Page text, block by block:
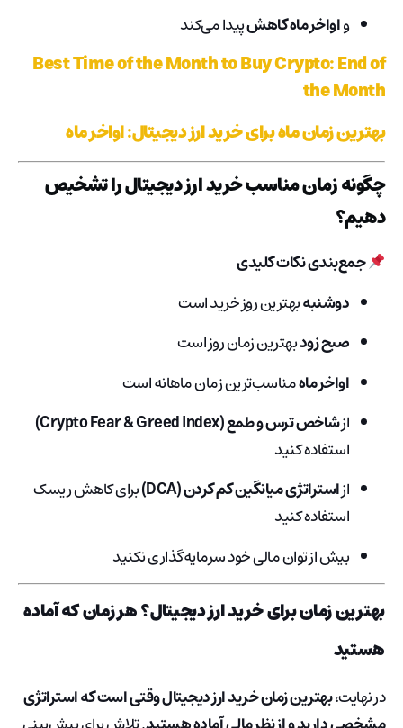
واواخر ماه کاهشپیدا می‌کند
Best Time of the Month to Buy Crypto: End of
the Month
بهترین زمان ماه برای خرید ارز دیجیتال: اواخر ماه
چگونه زمان مناسب خرید ارز دیجیتال را تشخیص
دهیم؟
جمع‌بندی نکات کلیدی
دوشنبهبهترین روز خرید است
صبح زودبهترین زمان روز است
اواخر ماهمناسب‌ترین زمان ماهانه است
ازشاخص ترس و طمع (Crypto Fear & Greed Index)
استفاده کنید
ازاستراتژی میانگین کم کردن (DCA)
برای کاهش ریسک
استفاده کنید
بیش از توان مالی خود سرمایه‌گذاری نکنید
بهترین زمان برای خرید ارز دیجیتال؟ هر زمان که آماده‌
هستید
در نهایت،بهترین زمان خرید ارز دیجیتال وقتی است که استراتژی